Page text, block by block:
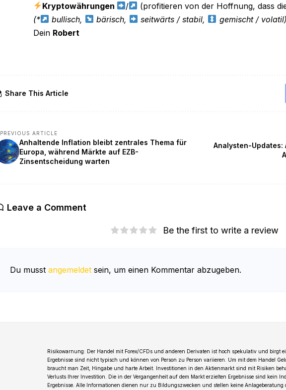
Kryptowährungen
/
(profitieren von der Hoffnung, dass
(*
bullisch, bärisch, seitwärts / stabil,
gemischt / volatil)
Dein Robert
Share This Article
PREVIOUS ARTICLE
Anhaltende Inflation bleibt zentrales Thema für
Europa, während Märkte auf EZB-
Zinsentscheidung warten
Analysten-Updates:
Leave a Comment
Be the first to write a review
Du musst angemeldetsein, um einen Kommentar abzugeben.
Risikowarnung: Der Handel mit Forex/CFDs und anderen Derivaten ist hoch spekulativ und birgt
Ergebnisse sind nicht typisch und können von Person zu Person variieren. Um mit dem Handel
braucht man Zeit, Hingabe und harte Arbeit. Investitionen in den Aktienmarkt sind mit Risiken
Verlusts Ihrer Investition. Die in der Vergangenheit auf dem Markt erzielten Ergebnisse sind kein
Ergebnisse. Alle Informationen dienen nur zu Bildungszwecken und stellen keine Anlageberatung